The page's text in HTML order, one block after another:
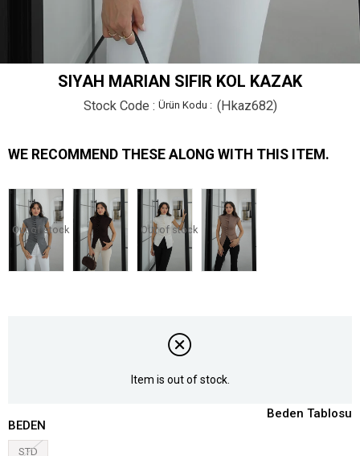
SIYAH MARIAN SIFIR KOL KAZAK
Stock Code (Hkaz682)
WE RECOMMEND THESE ALONG WITH THIS ITEM.
Out of stock Out of stock
Item is out of stock.
BEDEN
STD
Beden Tablosu